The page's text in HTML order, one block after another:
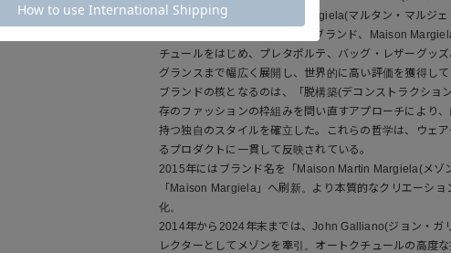
1988年、デザイナーMartin Margiela(マルタン・マルジ
のラグジュアリーファッションブランド、Maison
チュールをはじめ、プレタポルテ、バッグ・レザーグッ
グランスまで幅広く展開し、世界的に高い評価を獲得して
ブランドの核となるのは、「脱構築(デコンストラクショ
存のファッションの枠組みを問い直すアプローチにより
持つ独自のスタイルを確立した。これらの哲学は、ウェ
るプロダクトに一貫して反映されている。
2015年にはブランド名を「Maison Martin Margiela(メゾ
「Maison Margiela」へ刷新。より本質的なクリエーシ
化。
2014年から2024年末までは、John Galliano(ジョン・ガ
レクターとしてメゾンを牽引。オートクチュールの高度